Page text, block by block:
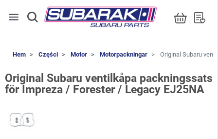
menu
Hem Części Motor Motorpackningar Original Subaru
Original Subaru ventilkåpa packningssats
för Impreza / Forester / Legacy EJ25NA